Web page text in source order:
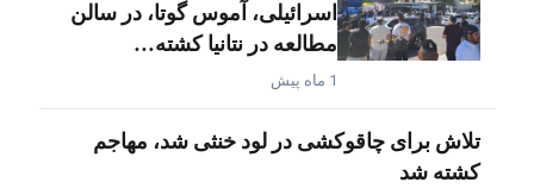
اسرائیلی، آموس گوتا، در سالن
مطالعه در نتانیا کشته…
1 ماه پیش
تلاش برای چاقوکشی در لود خنثی شد، مهاجم
کشته شد